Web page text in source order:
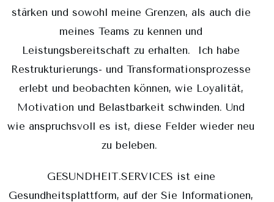
stärken und sowohl meine Grenzen, als auch die
meines Teams zu kennen und
Leistungsbereitschaft zu erhalten. Ich habe
Restrukturierungs- und Transformationsprozesse
erlebt und beobachten können, wie Loyalität,
Motivation und Belastbarkeit schwinden. Und
wie anspruchsvoll es ist, diese Felder wieder neu
zu beleben.
GESUNDHEIT.SERVICES ist eine
Gesundheitsplattform, auf der Sie Informationen,